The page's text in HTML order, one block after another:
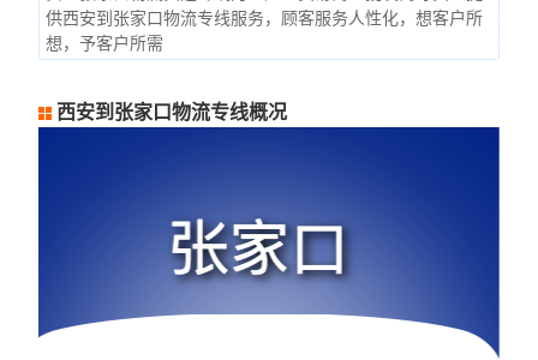
供西安到张家口物流专线服务，顾客服务人性化，想客户所
想，予客户所需
西安到张家口物流专线概况